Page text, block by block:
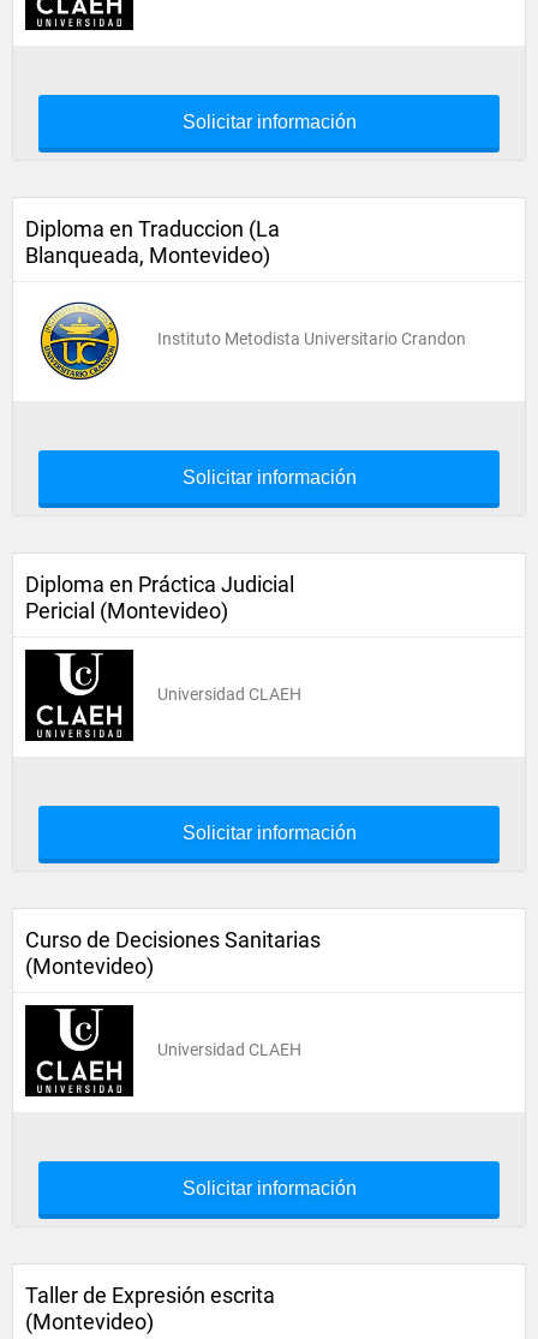
Solicitar información
Diploma en Traduccion (La
Blanqueada, Montevideo)
Instituto Metodista Universitario Crandon
Solicitar información
Diploma en Práctica Judicial
Pericial (Montevideo)
Universidad CLAEH
Solicitar información
Curso de Decisiones Sanitarias
(Montevideo)
Universidad CLAEH
Solicitar información
Taller de Expresión escrita
(Montevideo)